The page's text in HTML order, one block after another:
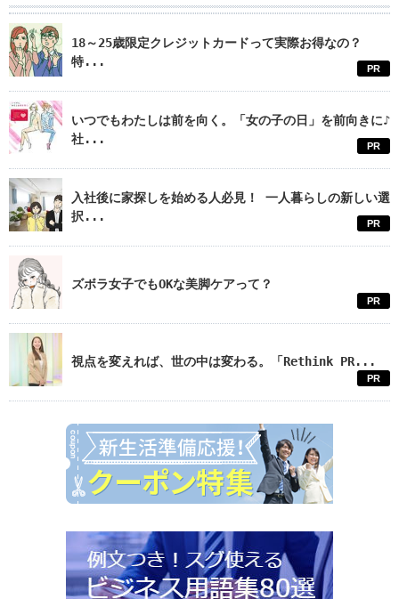
18～25歳限定クレジットカードって実際お得なの？
特...
PR
いつでもわたしは前を向く。「女の子の日」を前向きに♪
社...
PR
入社後に家探しを始める人必見！ 一人暮らしの新しい選
択...
PR
ズボラ女子でもOKな美脚ケアって？
PR
視点を変えれば、世の中は変わる。「Rethink PR...
PR